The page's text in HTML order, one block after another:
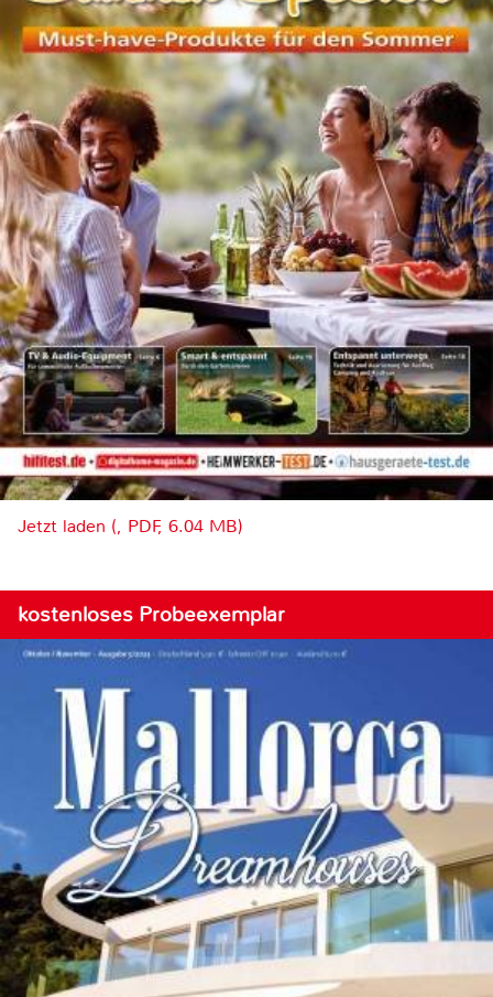
Jetzt laden (, PDF, 6.04 MB)
kostenloses Probeexemplar